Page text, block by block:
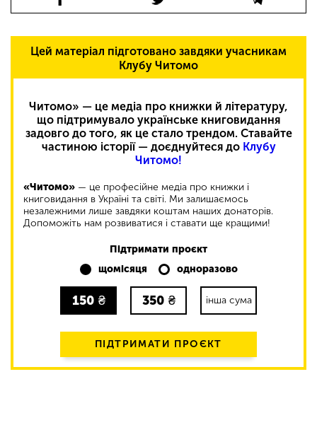
Цей матеріал підготовано завдяки учасникам
Клубу Читомо
Читомо» — це медіа про книжки й літературу,
що підтримувало українське книговидання
задовго до того, як це стало трендом. Ставайте
частиною історії — доєднуйтеся до Клубу
Читомо!
«Читомо» — це професійне медіа про книжки і
книговидання в Україні та світі. Ми залишаємось
незалежними лише завдяки коштам наших донаторів.
Допоможіть нам розвиватися і ставати ще кращими!
Підтримати проєкт
щомісяця
одноразово
150 ₴ 350 ₴ інша сума
ПІДТРИМАТИ ПРОЄКТ